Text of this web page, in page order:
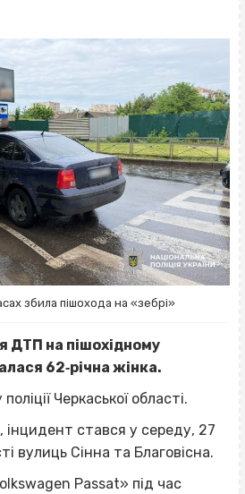
збила пішохода на «зебрі»
ДТП на пішохідному
62‐річна жінка.
поліції Черкаської області.
інцидент стався у середу, 27
вулиць Сінна та Благовісна.
Passat» під час